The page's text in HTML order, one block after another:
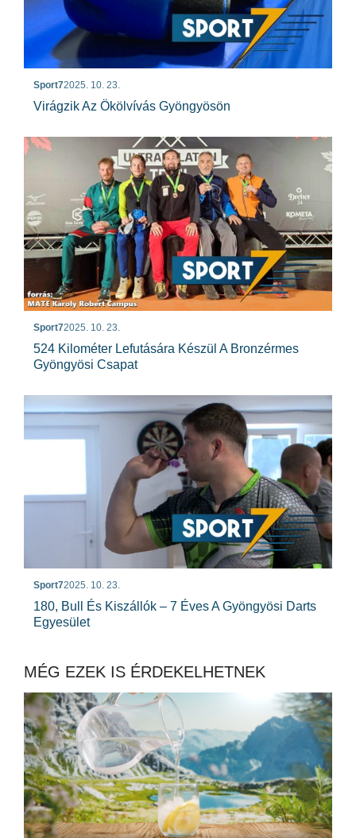
Sport72025. 10. 23.
Virágzik Az Ökölvívás Gyöngyösön
Sport72025. 10. 23.
524 Kilométer Lefutására Készül A Bronzérmes
Gyöngyösi Csapat
Sport72025. 10. 23.
180, Bull És Kiszállók – 7 Éves A Gyöngyösi Darts
Egyesület
MÉG EZEK IS ÉRDEKELHETNEK